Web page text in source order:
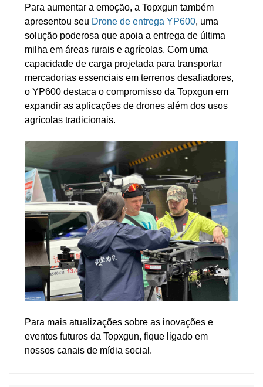
Para aumentar a emoção, a Topxgun também
apresentou seu Drone de entrega YP600, uma
solução poderosa que apoia a entrega de última
milha em áreas rurais e agrícolas. Com uma
capacidade de carga projetada para transportar
mercadorias essenciais em terrenos desafiadores,
o YP600 destaca o compromisso da Topxgun em
expandir as aplicações de drones além dos usos
agrícolas tradicionais.
Para mais atualizações sobre as inovações e
eventos futuros da Topxgun, fique ligado em
nossos canais de mídia social.